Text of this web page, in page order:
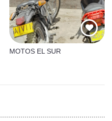
MOTOS EL SUR